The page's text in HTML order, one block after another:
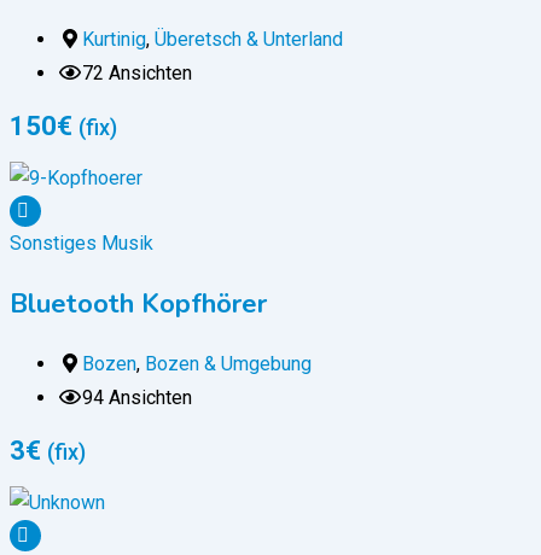
Kurtinig, Überetsch & Unterland
72 Ansichten
150€ (fix)
Sonstiges Musik
Bluetooth Kopfhörer
Bozen, Bozen & Umgebung
94 Ansichten
3€ (fix)